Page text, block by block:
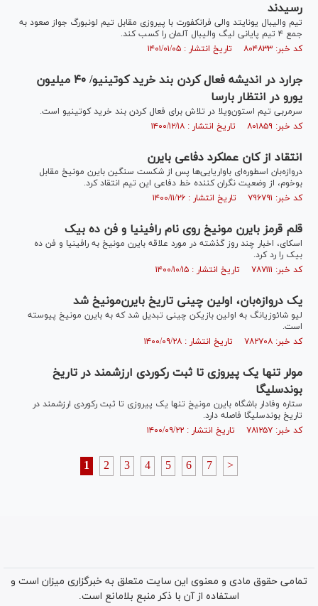
رسیدند
تیم والیبال یونایتد والی فرانکفورت با پیروزی مقابل تیم لونبورگ جواز صعود به
جمع ۴ تیم پایانی لیگ والیبال آلمان را کسب کند.
کد خبر: ۸۰۴۸۳۳ تاریخ انتشار : ۱۴۰۱/۰۱/۰۵
جرارد در اندیشه فعال کردن بند خرید کوتینیو/ ۴۰ میلیون
یورو در انتظار بارسا
سرمربی تیم استون‌ویلا در تلاش برای فعال کردن بند خرید کوتینیو است.
کد خبر: ۸۰۱۸۵۹ تاریخ انتشار : ۱۴۰۰/۱۲/۱۸
انتقاد از کان عملکرد دفاعی بایرن
دروازه‌بان اسطوره‌ای باواریایی‌ها پس از شکست سنگین بایرن مونیخ مقابل
بوخوم، از وضعیت نگران کننده خط دفاعی این تیم انتقاد کرد.
کد خبر: ۷۹۶۷۹۱ تاریخ انتشار : ۱۴۰۰/۱۱/۲۶
قلم قرمز بایرن مونیخ روی نام رافینیا و فن ده بیک
اسکای، اخبار چند روز گذشته در مورد علاقه بایرن مونیخ به رافینیا و فن ده
بیک را رد کرد.
کد خبر: ۷۸۷۱۱۱ تاریخ انتشار : ۱۴۰۰/۱۰/۱۵
یک دروازه‌بان، اولین چینی تاریخ بایرن‌مونیخ شد
لیو شائوزیانگ به اولین بازیکن چینی تبدیل شد که به بایرن مونیخ پیوسته
است.
کد خبر: ۷۸۲۷۰۸ تاریخ انتشار : ۱۴۰۰/۰۹/۲۸
مولر تنها یک پیروزی تا ثبت رکوردی ارزشمند در تاریخ
بوندسلیگا
ستاره وفادار باشگاه بایرن مونیخ تنها یک پیروزی تا ثبت رکوردی ارزشمند در
تاریخ بوندسلیگا فاصله دارد.
کد خبر: ۷۸۱۲۵۷ تاریخ انتشار : ۱۴۰۰/۰۹/۲۲
1 2 3 4 5 6 7 >
تمامی حقوق مادی و معنوی این سایت متعلق به خبرگزاری میزان است و
استفاده از آن با ذکر منبع بلامانع است.